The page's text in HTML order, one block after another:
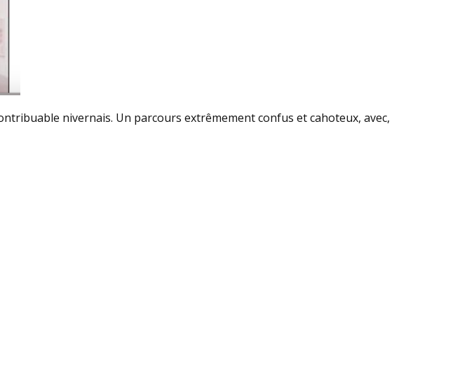
nivernais. Un parcours extrêmement confus et cahoteux, avec,